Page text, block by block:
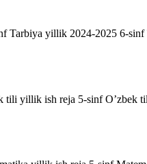
Tarbiya yillik 2024-2025 6-
tili yillik ish reja 5-sinf O’zbek